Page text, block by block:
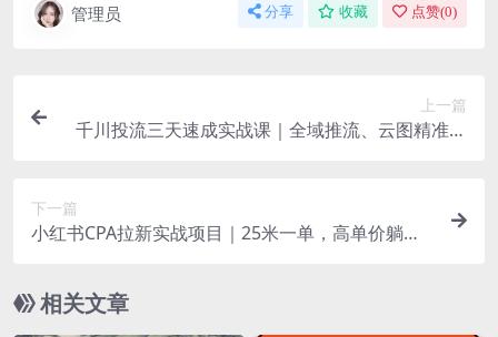
管理员 分享 收藏 点赞(0)
上一篇
千川投流三天速成实战课｜全域推流、云图精准人
下一篇
小红书CPA拉新实战项目｜25米一单，高单价躺賺
新0706）
相关文章